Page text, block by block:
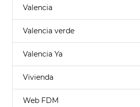
Valencia
Valencia verde
Valencia Ya
Vivienda
Web FDM